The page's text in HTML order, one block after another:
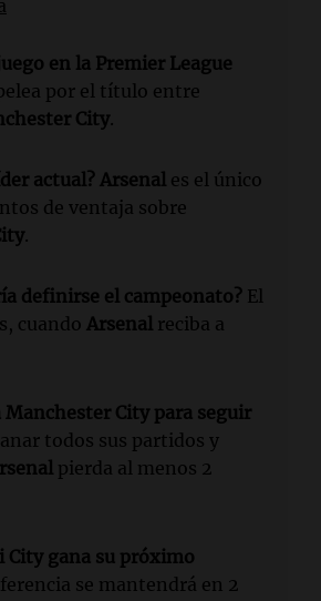
en la Premier League
por el título entre
City.
actual? Arsenal es el único
de ventaja sobre
.
definirse el campeonato? El
cuando Arsenal reciba a
Manchester City para seguir
todos sus partidos y
pierda al menos 2
City gana su próximo
se mantendrá en 2